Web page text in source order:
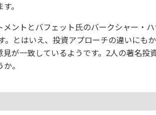
。
ントとバフェット氏のバークシャー・
。とはいえ、投資アプローチの違いにも
見が一致しているようです。2人の著名投
。